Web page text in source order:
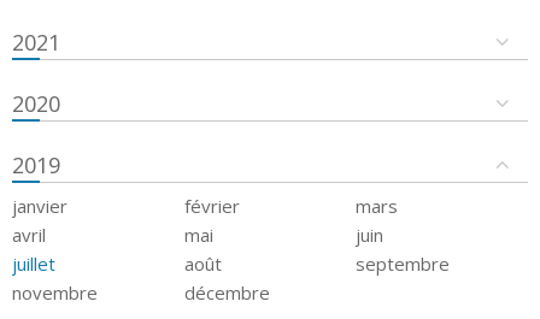
2021
2020
2019
janvier février
mars
avril
mai
juin
juillet
août
septembre
novembre
décembre